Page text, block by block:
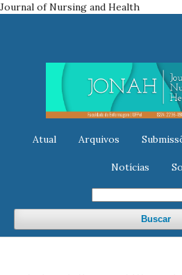
Journal of Nursing and Health
Atual Arquivos
Notícias
Buscar